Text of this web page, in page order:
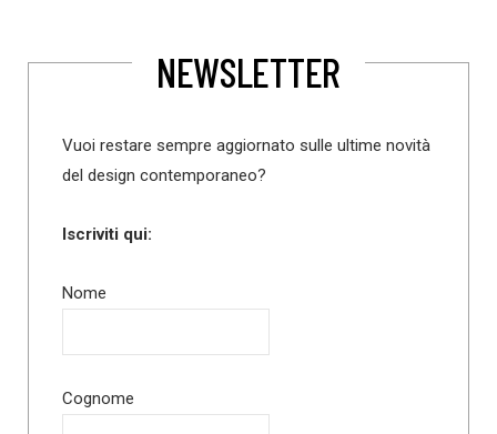
NEWSLETTER
Vuoi restare sempre aggiornato sulle ultime novità
del design contemporaneo?
Iscriviti qui:
Nome
Cognome